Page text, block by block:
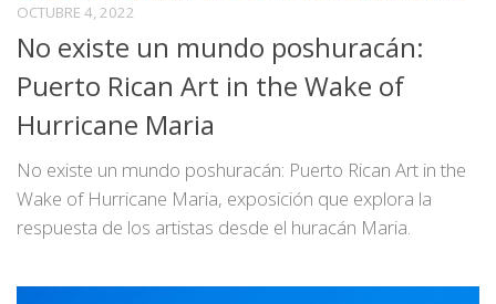
OCTUBRE 4, 2022
No existe un mundo poshuracán:
Puerto Rican Art in the Wake of
Hurricane Maria
No existe un mundo poshuracán: Puerto Rican Art in the
Wake of Hurricane Maria, exposición que explora la
respuesta de los artistas desde el huracán Maria.